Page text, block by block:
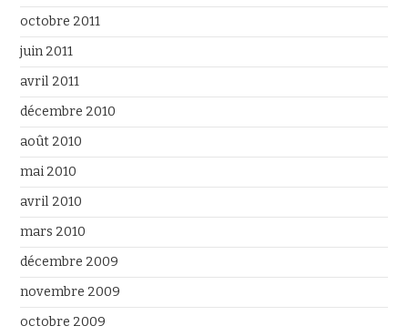
octobre 2011
juin 2011
avril 2011
décembre 2010
août 2010
mai 2010
avril 2010
mars 2010
décembre 2009
novembre 2009
octobre 2009